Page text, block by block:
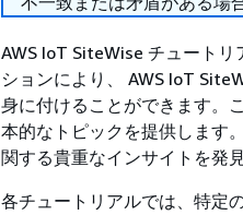
AWS IoT SiteWise チュート
ションにより、 AWS IoT
身に付けることができます。
本的なトピックを提供します
関する貴重なインサイトを発
各チュートリアルでは、特定